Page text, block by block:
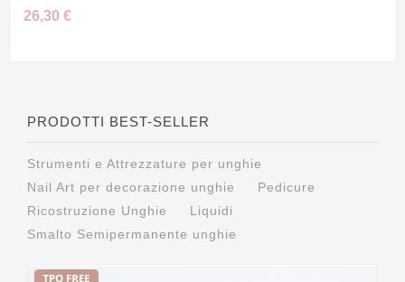
26,30 €
PRODOTTI BEST-SELLER
Strumenti e Attrezzature per unghie
Nail Art per decorazione unghie
Pedicure
Ricostruzione Unghie
Liquidi
Smalto Semipermanente unghie